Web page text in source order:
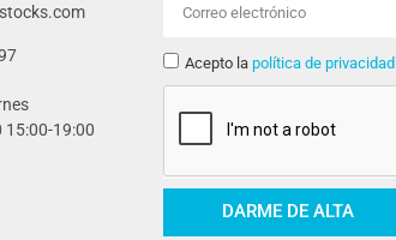
15:00-19:00
Acepto la política de privacidad
DARME DE ALTA